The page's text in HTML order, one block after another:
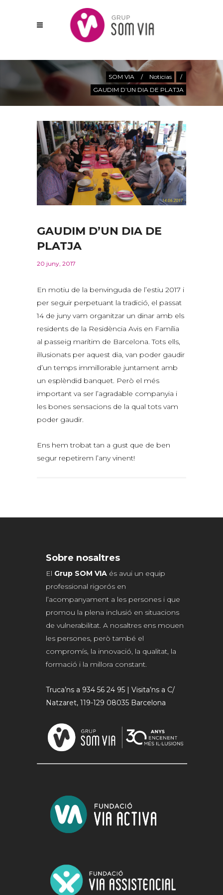
SOM VIA / Noticias
/
GAUDIM D’UN DIA DE PLATJA
Actualitat
GAUDIM D’UN DIA DE
PLATJA
20 juny, 2017
En motiu de la benvinguda de l’estiu 2017 i
per seguir perpetuant la tradició, el passat
14 de juny vam organitzar un dinar amb els
residents de la Residència Avis en Família
al passeig marítim de Barcelona. Tots ells,
il·lusionats per aquest dia, van poder gaudir
d’un temps immillorable juntament amb
un esplèndid banquet. Però el més
important va ser l’agradable companyia i
les bones sensacions de la qual tots vam
poder gaudir.
Ens hem trobat tan a gust que de ben
segur repetirem l’any vinent!
Sobre nosaltres
El Grup SOM VIA és avui un equip
professional rigorós en
l’acompanyament a les persones i que
promou la plena inclusió en situacions
de vulnerabilitat. A nosaltres ens mouen
les persones, però també el
compromís, la innovació, la qualitat, la
formació i la millora constant.
Truca’ns a 934 56 24 95 | Visita’ns a C/
Natzaret, 119-129 08035 Barcelona